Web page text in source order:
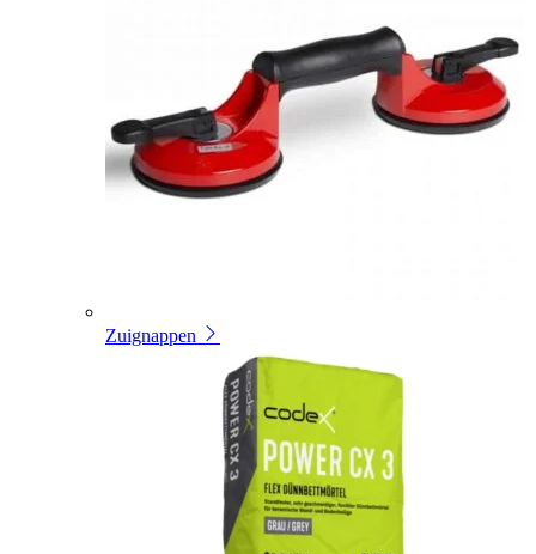
Zuignappen